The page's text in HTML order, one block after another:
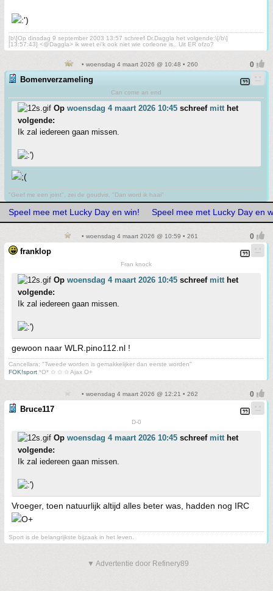
[b\]Op dinsdag 9 september 2003 13:57 schreef Dr.Daggla het volgende:\[/b\]
[13:57:43] <@Daggla> ik weet ei'k ook niet wie corleone is.. Uit ER ofzo?
• woensdag 4 maart 2026 @ 10:48 • 260
Bomenverzameling
Can come an end
Op woensdag 4 maart 2026 10:45 schreef mitthet
volgende:
Ik zal iedereen gaan missen.
"Geef me een joint", zei de goudvis, "Dan word ik haai"
Speel mee met Lucky Day en win! Speel mee met Lucky Day en
• woensdag 4 maart 2026 @ 10:59 • 261
franklop
Fran knock
Op woensdag 4 maart 2026 10:45 schreef mitthet
volgende:
Ik zal iedereen gaan missen.
gewoon naar WLR.pino112.nl !
Cancellara; "Tweede worden is gemakkelijker dan eerste worden"
FOK!sport *O* ✩ ✩ ✩ Ajax O+
• woensdag 4 maart 2026 @ 12:21 • 262
Bruce117
D-0
Op woensdag 4 maart 2026 10:45 schreef mitthet
volgende:
Ik zal iedereen gaan missen.
Vroeger, toen natuurlijk altijd alles beter was, hadden nog IRC
Sport is de belangrijkste bijzaak in het leven.
▼ Advertentie door Refinery89